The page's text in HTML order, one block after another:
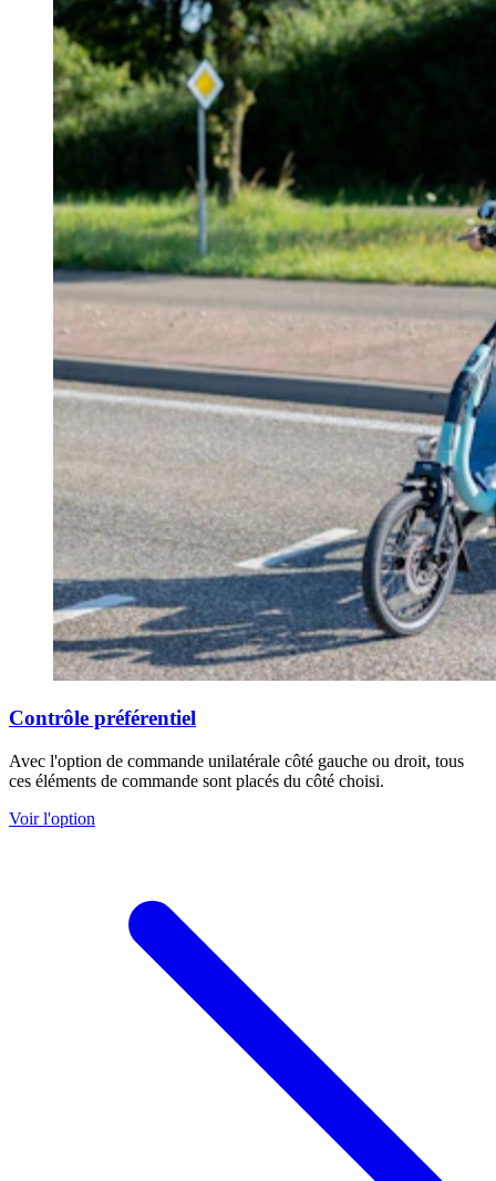
Contrôle préférentiel
Avec l'option de commande unilatérale côté gauche ou droit, tous
ces éléments de commande sont placés du côté choisi.
Voir l'option